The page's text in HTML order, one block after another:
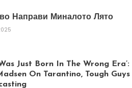
Направи Миналото Лято
Just Born In The Wrong Era’:
On Tarantino, Tough Guys